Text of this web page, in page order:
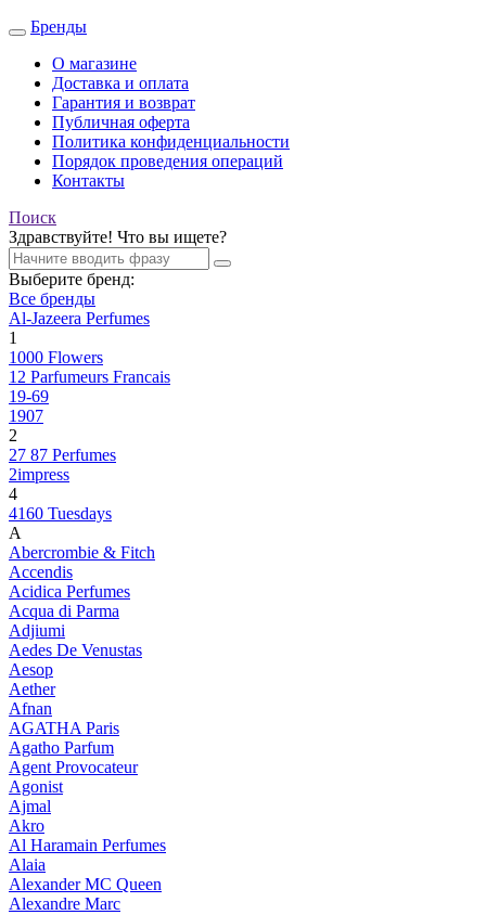
Бренды
О магазине
Доставка и оплата
Гарантия и возврат
Публичная оферта
Политика конфиденциальности
Порядок проведения операций
Контакты
Поиск
Здравствуйте! Что вы ищете?
Выберите бренд:
Все бренды
Al-Jazeera Perfumes
1
1000 Flowers
12 Parfumeurs Francais
19-69
1907
2
27 87 Perfumes
2impress
4
4160 Tuesdays
A
Abercrombie & Fitch
Accendis
Acidica Perfumes
Acqua di Parma
Adjiumi
Aedes De Venustas
Aesop
Aether
Afnan
AGATHA Paris
Agatho Parfum
Agent Provocateur
Agonist
Ajmal
Akro
Al Haramain Perfumes
Alaia
Alexander MC Queen
Alexandre Marc